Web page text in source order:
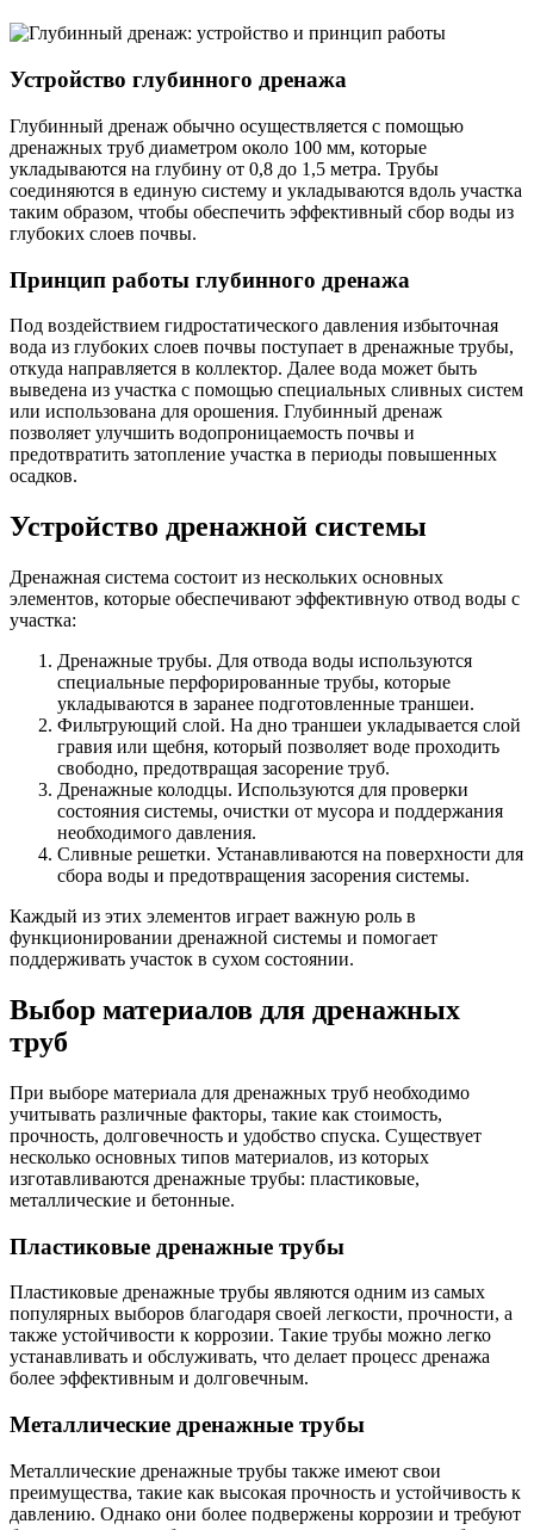
Устройство глубинного дренажа
Глубинный дренаж обычно осуществляется с помощью
дренажных труб диаметром около 100 мм, которые
укладываются на глубину от 0,8 до 1,5 метра. Трубы
соединяются в единую систему и укладываются вдоль участка
таким образом, чтобы обеспечить эффективный сбор воды из
глубоких слоев почвы.
Принцип работы глубинного дренажа
Под воздействием гидростатического давления избыточная
вода из глубоких слоев почвы поступает в дренажные трубы,
откуда направляется в коллектор. Далее вода может быть
выведена из участка с помощью специальных сливных систем
или использована для орошения. Глубинный дренаж
позволяет улучшить водопроницаемость почвы и
предотвратить затопление участка в периоды повышенных
осадков.
Устройство дренажной системы
Дренажная система состоит из нескольких основных
элементов, которые обеспечивают эффективную отвод воды с
участка:
Дренажные трубы. Для отвода воды используются
специальные перфорированные трубы, которые
укладываются в заранее подготовленные траншеи.
Фильтрующий слой. На дно траншеи укладывается слой
гравия или щебня, который позволяет воде проходить
свободно, предотвращая засорение труб.
Дренажные колодцы. Используются для проверки
состояния системы, очистки от мусора и поддержания
необходимого давления.
Сливные решетки. Устанавливаются на поверхности для
сбора воды и предотвращения засорения системы.
Каждый из этих элементов играет важную роль в
функционировании дренажной системы и помогает
поддерживать участок в сухом состоянии.
Выбор материалов для дренажных
труб
При выборе материала для дренажных труб необходимо
учитывать различные факторы, такие как стоимость,
прочность, долговечность и удобство спуска. Существует
несколько основных типов материалов, из которых
изготавливаются дренажные трубы: пластиковые,
металлические и бетонные.
Пластиковые дренажные трубы
Пластиковые дренажные трубы являются одним из самых
популярных выборов благодаря своей легкости, прочности, а
также устойчивости к коррозии. Такие трубы можно легко
устанавливать и обслуживать, что делает процесс дренажа
более эффективным и долговечным.
Металлические дренажные трубы
Металлические дренажные трубы также имеют свои
преимущества, такие как высокая прочность и устойчивость к
давлению. Однако они более подвержены коррозии и требуют